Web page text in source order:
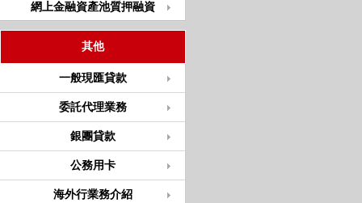
網上金融資產池質押融資
其他
一般現匯貸款
委託代理業務
銀團貸款
公務用卡
海外行業務介紹